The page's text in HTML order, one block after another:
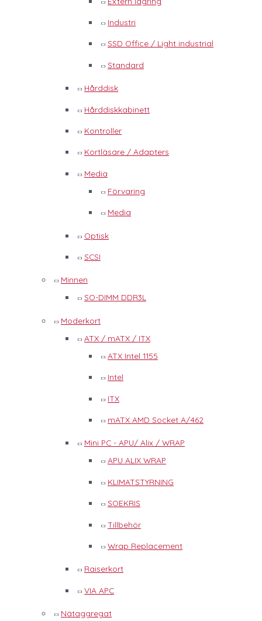
Industri
SSD Office / Light industrial
Standard
Hårddisk
Hårddiskkabinett
Kontroller
Kortläsare / Adapters
Media
Förvaring
Media
Optisk
SCSI
Minnen
SO-DIMM DDR3L
Moderkort
ATX / mATX / ITX
ATX Intel 1155
Intel
ITX
mATX AMD Socket A/462
Mini PC - APU/ Alix / WRAP
APU ALIX WRAP
KLIMATSTYRNING
SOEKRIS
Tillbehör
Wrap Replacement
Raiserkort
VIA APC
Nätaggregat